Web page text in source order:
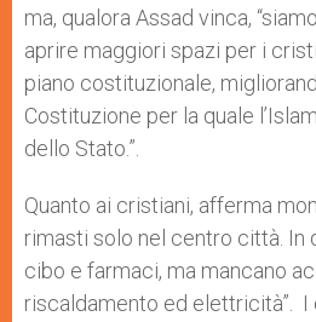
ma, qualora Assad vinca,
aprire maggiori spazi per i
piano costituzionale,
Costituzione per la quale
dello Stato.”.
Quanto ai cristiani, afferma
rimasti solo nel centro città. In
cibo e farmaci, ma mancano
riscaldamento ed elettricità”. I